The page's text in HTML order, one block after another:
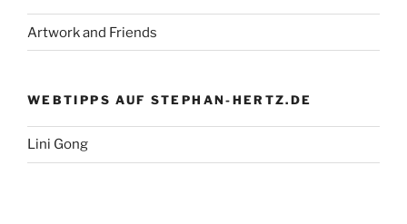
Artwork and Friends
WEBTIPPS AUF STEPHAN-HERTZ.DE
Lini Gong